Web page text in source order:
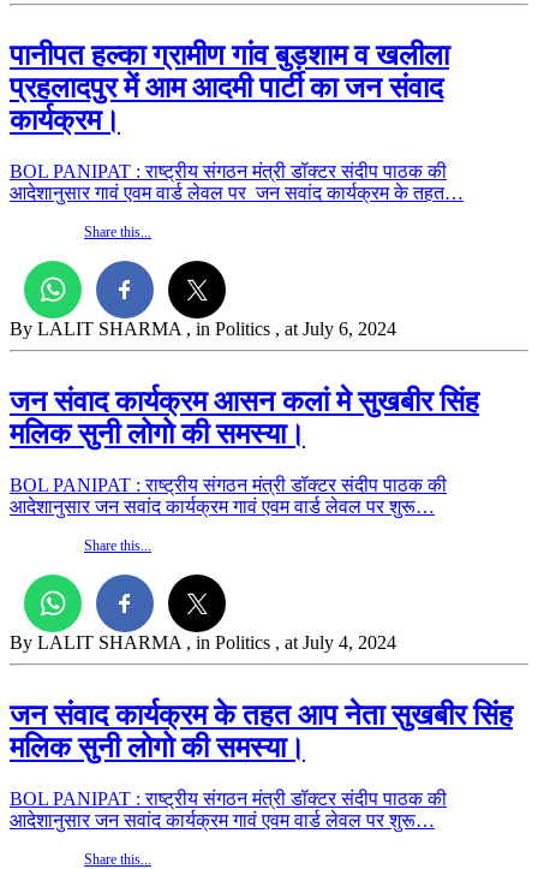
पानीपत हल्का ग्रामीण गांव बुड़शाम व खलीला
प्रहलादपुर में आम आदमी पार्टी का जन संवाद
कार्यक्रम।
BOL PANIPAT : राष्ट्रीय संगठन मंत्री डॉक्टर संदीप पाठक की
आदेशानुसार गावं एवम वार्ड लेवल पर जन सवांद कार्यक्रम के तहत…
Share this...
By LALIT SHARMA , in Politics , at July 6, 2024
जन संवाद कार्यक्रम आसन कलां मे सुखबीर सिंह
मलिक सुनी लोगो की समस्या।
BOL PANIPAT : राष्ट्रीय संगठन मंत्री डॉक्टर संदीप पाठक की
आदेशानुसार जन सवांद कार्यक्रम गावं एवम वार्ड लेवल पर शुरू…
Share this...
By LALIT SHARMA , in Politics , at July 4, 2024
जन संवाद कार्यक्रम के तहत आप नेता सुखबीर सिंह
मलिक सुनी लोगो की समस्या।
BOL PANIPAT : राष्ट्रीय संगठन मंत्री डॉक्टर संदीप पाठक की
आदेशानुसार जन सवांद कार्यक्रम गावं एवम वार्ड लेवल पर शुरू…
Share this...